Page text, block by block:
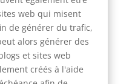
web qui misent
de générer du trafic,
alors générer des
et sites web
créés à l'aide